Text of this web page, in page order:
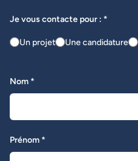
Je vous contacte pour : *
Un projet Une candidature
Nom *
Prénom *